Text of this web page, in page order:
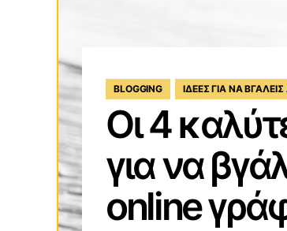
BLOGGING ΙΔΈΕΣ ΓΙΑ ΝΑ
Οι 4
για να
online